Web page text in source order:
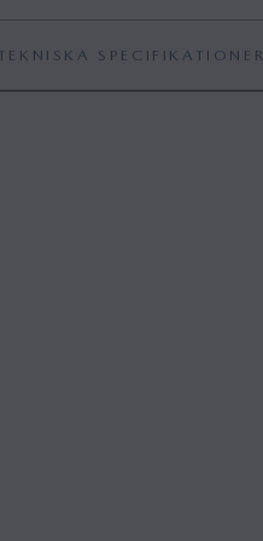
TEKNISKA SPECIFIKATIONER